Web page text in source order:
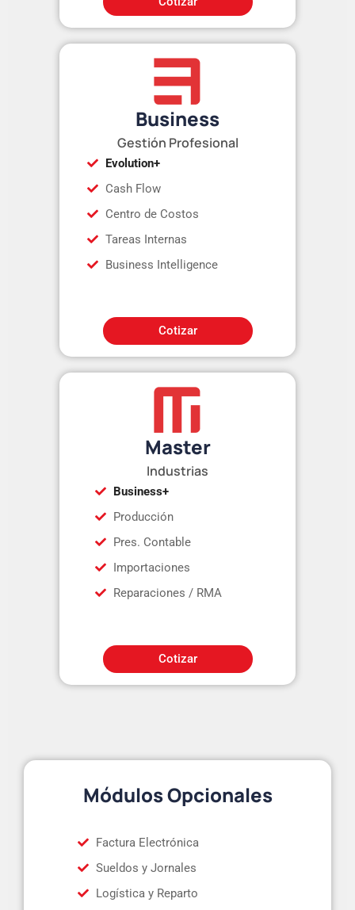
Business
Gestión Profesional
Evolution+
Cash Flow
Centro de Costos
Tareas Internas
Business Intelligence
Cotizar
Master
Industrias
Business+
Producción
Pres. Contable
Importaciones
Reparaciones / RMA
Cotizar
Módulos Opcionales
Factura Electrónica
Sueldos y Jornales
Logística y Reparto